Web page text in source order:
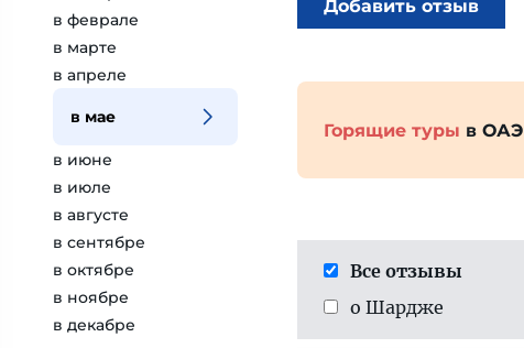
в феврале
в марте
в апреле
в мае
в июне
в июле
в августе
в сентябре
в октябре
в ноябре
в декабре
Добавить отзыв
Горящие туры в ОАЭ
Все отзывы
о Шардже